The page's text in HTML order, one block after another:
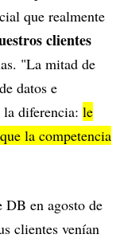
que realmente
clientes
"La mitad de
datos e
diferencia: le
la competencia
DB en agosto de
clientes venían